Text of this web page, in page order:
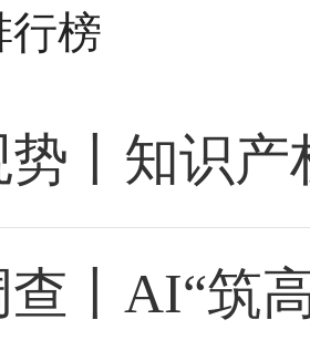
行榜
势丨知识
丨AI“筑